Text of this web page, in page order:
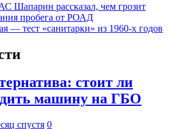
Шапарин рассказал, чем грозит
пробега от РОАД
— тест «санитарки» из 1960-х годов
стоит ли
машину на ГБО
спустя 0